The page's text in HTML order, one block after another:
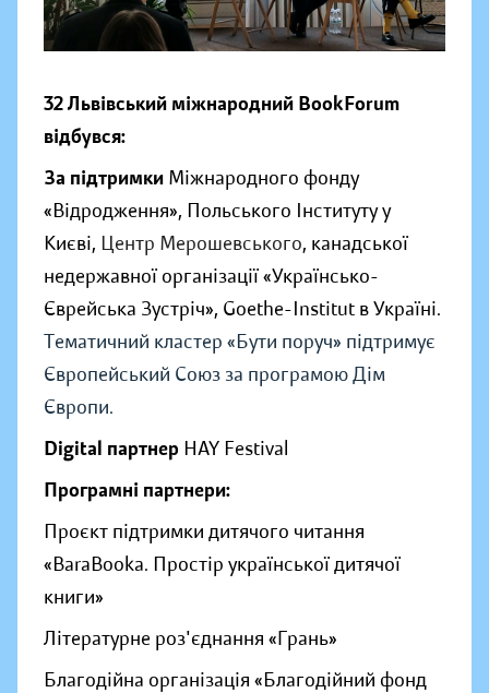
32 Львівський міжнародний BookForum
відбувся:
За підтримки Міжнародного фонду
«Відродження», Польського Інституту у
Києві, Центр Мерошевського, канадської
недержавної організації «Українсько-
Єврейська Зустріч», Goethe-Institut в Україні.
Тематичний кластер «Бути поруч» підтримує
Європейський Союз за програмою Дім
Європи.
Digital партнер HAY Festival
Програмні партнери:
Проєкт підтримки дитячого читання
«BaraBooka. Простір української дитячої
книги»
Літературне роз'єднання «Грань»
Благодійна організація «Благодійний фонд